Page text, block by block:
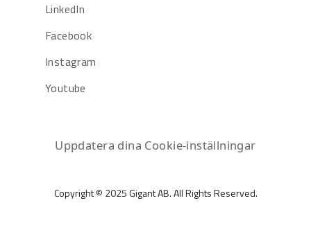
LinkedIn
Facebook
Instagram
Youtube
Uppdatera dina Cookie-inställningar
Copyright © 2025 Gigant AB. All Rights Reserved.